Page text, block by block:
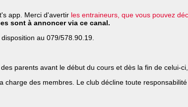
app. Merci d'avertir les entraineurs, que vous pouvez
sont à annoncer via ce canal.
au 079/578.90.19.
parents avant le début du cours et dès la fin de celui-
des membres. Le club décline toute responsabilité